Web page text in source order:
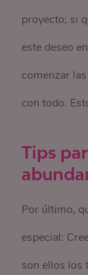
proyecto; si
este deseo
comenzar
con todo.
Tips
Por último,
especial:
son ellos los